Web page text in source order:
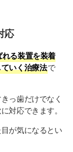
応
れる装置を装着
いく治療法で
っ歯だけでなく
対応できます。
が気になるとい